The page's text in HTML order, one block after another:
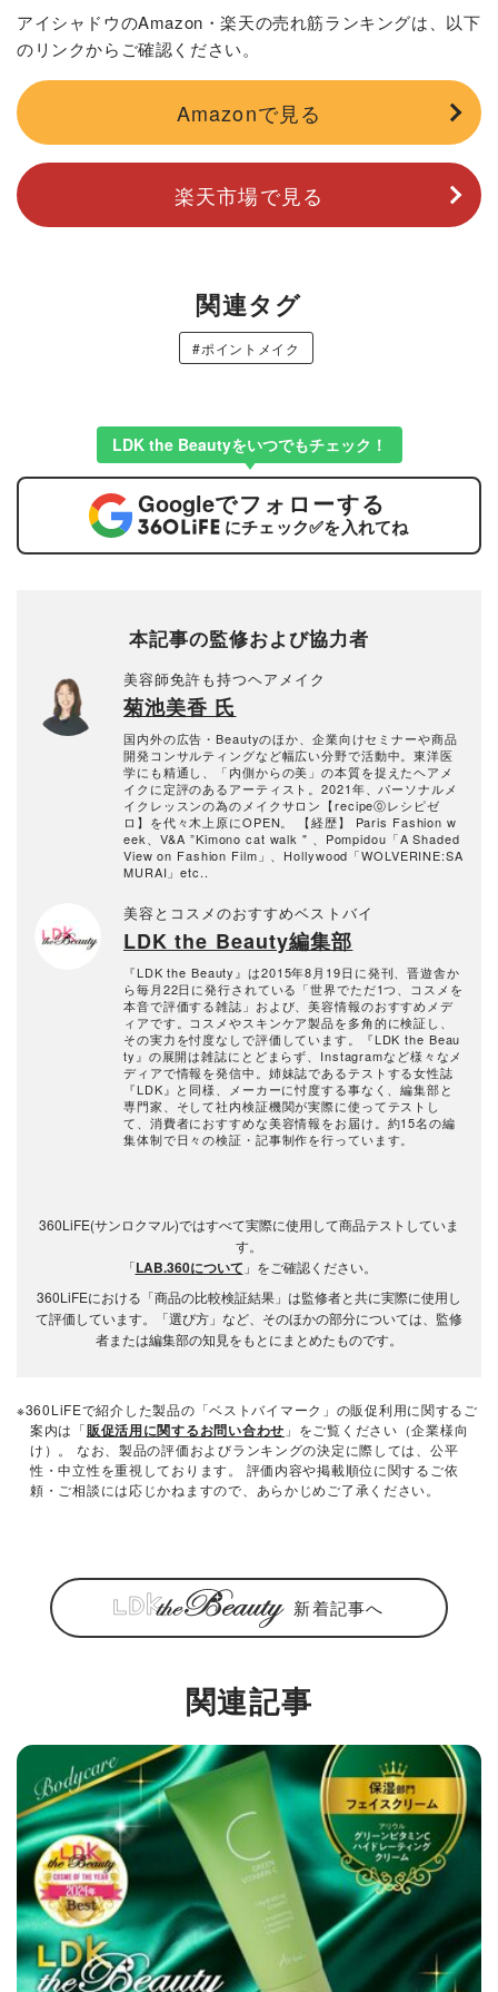
アイシャドウのAmazon・楽天の売れ筋ランキングは、以下
のリンクからご確認ください。
Amazonで見る
楽天市場で見る
関連タグ
#ポイントメイク
LDK the Beautyをいつでもチェック！
Googleでフォローする
にチェック✅を入れてね
本記事の監修および協力者
美容師免許も持つヘアメイク
菊池美香 氏
国内外の広告・Beautyのほか、企業向けセミナーや商品
開発コンサルティングなど幅広い分野で活動中。東洋医
学にも精通し、「内側からの美」の本質を捉えたヘアメ
イクに定評のあるアーティスト。2021年、パーソナルメ
イクレッスンの為のメイクサロン【recipe⓪レシピゼ
ロ】を代々木上原にOPEN。 【経歴】 Paris Fashion w
eek、V&A ”Kimono cat walk " 、Pompidou「A Shaded
View on Fashion Film」、Hollywood「WOLVERINE:SA
MURAI」etc..
美容とコスメのおすすめベストバイ
LDK the Beauty編集部
『LDK the Beauty』は2015年8月19日に発刊、晋遊舎か
ら毎月22日に発行されている「世界でただ1つ、コスメを
本音で評価する雑誌」および、美容情報のおすすめメデ
ィアです。コスメやスキンケア製品を多角的に検証し、
その実力を忖度なしで評価しています。『LDK the Beau
ty』の展開は雑誌にとどまらず、Instagramなど様々なメ
ディアで情報を発信中。姉妹誌であるテストする女性誌
『LDK』と同様、メーカーに忖度する事なく、編集部と
専門家、そして社内検証機関が実際に使ってテストし
て、消費者におすすめな美容情報をお届け。約15名の編
集体制で日々の検証・記事制作を行っています。
360LiFE(サンロクマル)ではすべて実際に使用して商品テストしていま
す。
「LAB.360について 」をご確認ください。
360LiFEにおける「商品の比較検証結果」は監修者と共に実際に使用し
て評価しています。「選び方」など、そのほかの部分については、監修
者または編集部の知見をもとにまとめたものです。
※360LiFEで紹介した製品の「ベストバイマーク」の販促利用に関するご
案内は「販促活用に関するお問い合わせ 」をご覧ください（企業様向
け）。 なお、製品の評価およびランキングの決定に際しては、公平
性・中立性を重視しております。 評価内容や掲載順位に関するご依
頼・ご相談には応じかねますので、あらかじめご了承ください。
新着記事へ
関連記事